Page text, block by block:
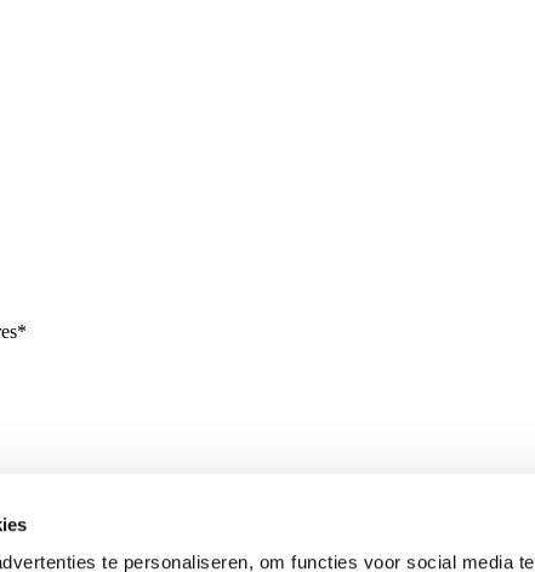
te personaliseren, om functies voor social media te